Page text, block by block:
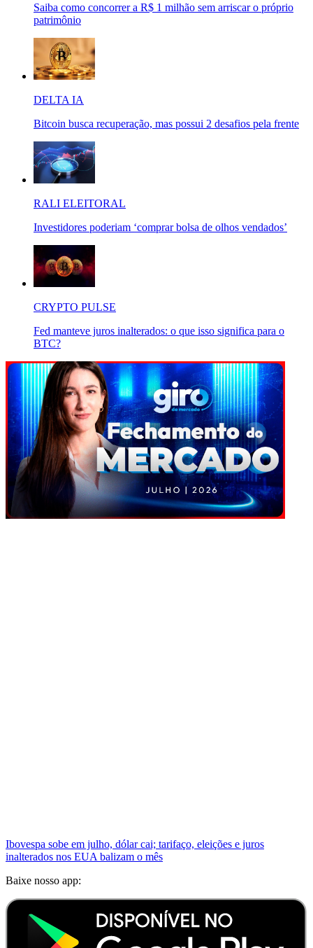
Saiba como concorrer a R$ 1 milhão sem arriscar o próprio
patrimônio
DELTA IA
Bitcoin busca recuperação, mas possui 2 desafios pela frente
RALI ELEITORAL
Investidores poderiam ‘comprar bolsa de olhos vendados’
CRYPTO PULSE
Fed manteve juros inalterados: o que isso significa para o
BTC?
Ibovespa sobe em julho, dólar cai; tarifaço, eleições e juros
inalterados nos EUA balizam o mês
Baixe nosso app: